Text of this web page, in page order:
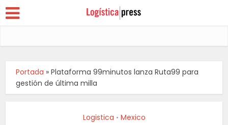
Portada »Plataforma 99minutos lanza Ruta99 para
gestión de última milla
Logistica • Mexico